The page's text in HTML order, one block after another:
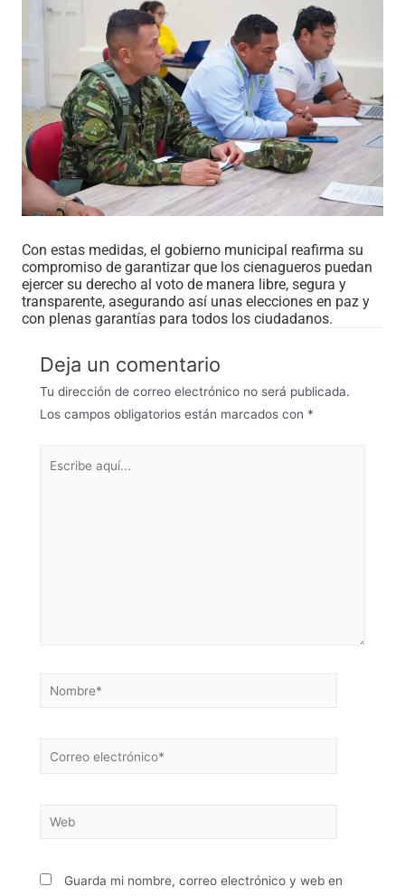
Con estas medidas, el gobierno municipal reafirma su
compromiso de garantizar que los cienagueros puedan
ejercer su derecho al voto de manera libre, segura y
transparente, asegurando así unas elecciones en paz y
con plenas garantías para todos los ciudadanos.
Deja un comentario
Tu dirección de correo electrónico no será publicada.
Los campos obligatorios están marcados con *
Guarda mi nombre, correo electrónico y web en